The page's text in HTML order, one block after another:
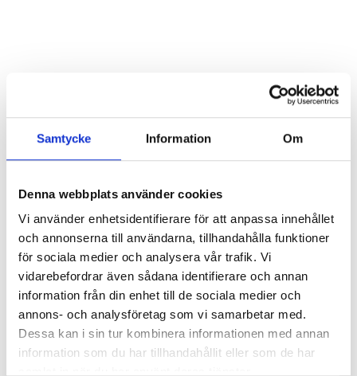
Samtycke Information Om
Denna webbplats använder cookies
Vi använder enhetsidentifierare för att anpassa innehållet
och annonserna till användarna, tillhandahålla funktioner
för sociala medier och analysera vår trafik. Vi
vidarebefordrar även sådana identifierare och annan
information från din enhet till de sociala medier och
annons- och analysföretag som vi samarbetar med.
Dessa kan i sin tur kombinera informationen med annan
information som du har tillhandahållit eller som de har
sin egen framtid
När Josephine Garus Ponela föddes med ryggmärgsbråck
förändrades hennes liv redan från första dagen. Hennes pappa
lämnade familjen kort efter födseln och Josephine växte upp
LEE MAS "